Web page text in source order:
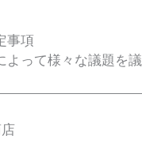
事項
って様々な議題を